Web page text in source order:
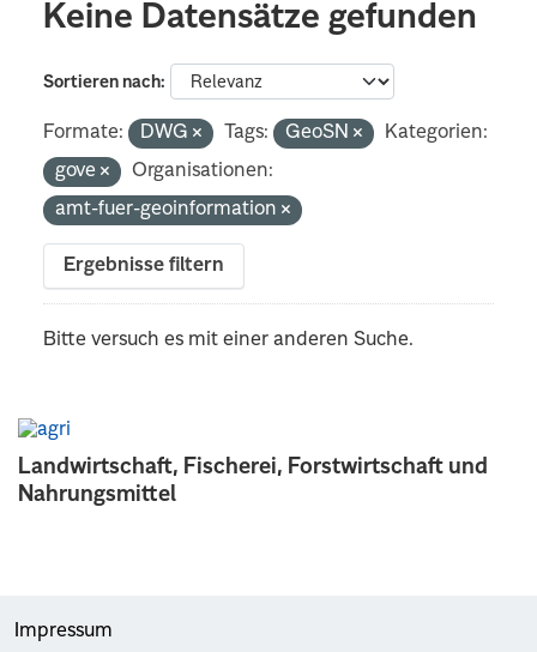
Landwirtschaft, Fischerei, Forstwirtschaft und
Nahrungsmittel
Keine Datensätze gefunden
Sortieren nach
Formate: DWG Tags: GeoSN
Kategorien:
gove
Organisationen:
amt-fuer-geoinformation
Ergebnisse filtern
Bitte versuch es mit einer anderen Suche.
Impressum